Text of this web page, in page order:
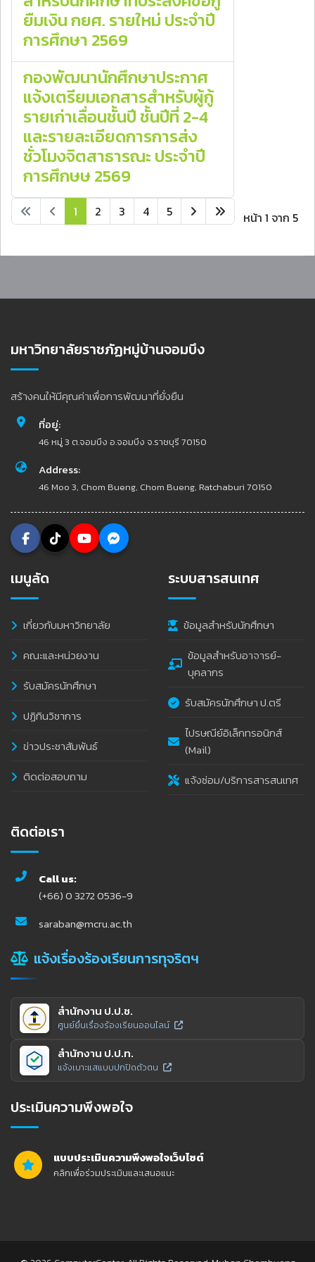
ยืมเงิน กยศ. รายใหม่ ประจำปี
การศึกษา 2569
กองพัฒนานักศึกษาประกาศ
แจ้งเตรียมเอกสารสำหรับผู้กู้
รายเก่าเลื่อนชั้นปี ชั้นปีที่ 2-4
และรายละเอียดการการส่ง
ชั่วโมงจิตสาธารณะ ประจำปี
การศึกษษ 2569
หน้า 1 จาก 5
1 2 3 4 5
มหาวิทยาลัยราชภัฏหมู่บ้านจอมบึง
สร้างคนให้มีคุณค่าเพื่อการพัฒนาที่ยั่งยืน
ที่อยู่:
46 หมู่ 3 ต.จอมบึง อ.จอมบึง จ.ราชบุรี 70150
Address:
46 Moo 3, Chom Bueng, Chom Bueng, Ratchaburi 70150
เมนูลัด
เกี่ยวกับมหาวิทยาลัย
คณะและหน่วยงาน
รับสมัครนักศึกษา
ปฏิทินวิชาการ
ข่าวประชาสัมพันธ์
ติดต่อสอบถาม
ระบบสารสนเทศ
ข้อมูลสำหรับนักศึกษา
ข้อมูลสำหรับอาจารย์-
บุคลากร
รับสมัครนักศึกษา ป.ตรี
ไปรษณีย์อิเล็กทรอนิกส์
(Mail)
แจ้งซ่อม/บริการสารสนเทศ
ติดต่อเรา
Call us:
(+66) 0 3272 0536-9
saraban@mcru.ac.th
แจ้งเรื่องร้องเรียนการทุจริตฯ
สำนักงาน ป.ป.ช.
ศูนย์ยื่นเรื่องร้องเรียนออนไลน์
สำนักงาน ป.ป.ท.
แจ้งเบาะแสแบบปกปิดตัวตน
ประเมินความพึงพอใจ
แบบประเมินความพึงพอใจเว็บไซต์
คลิกเพื่อร่วมประเมินและเสนอแนะ